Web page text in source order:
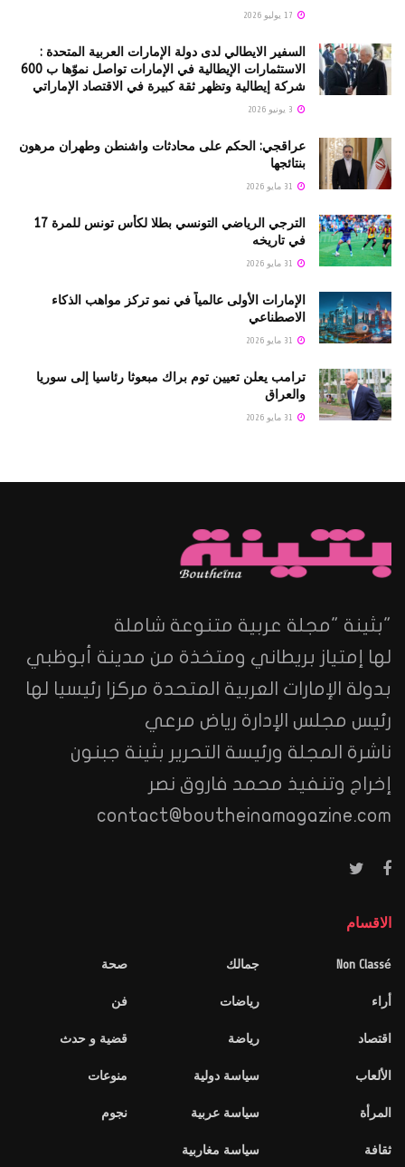
السفير الايطالي لدى دولة الإمارات العربية المتحدة :
الاستثمارات الإيطالية في الإمارات تواصل نموّها ب 600
شركة إيطالية وتظهر ثقة كبيرة في الاقتصاد الإماراتي
عراقجي: الحكم على محادثات واشنطن وطهران مرهون
بنتائجها
الترجي الرياضي التونسي بطلا لكأس تونس للمرة 17
في تاريخه
الإمارات الأولى عالمياً في نمو تركز مواهب الذكاء
الاصطناعي
ترامب يعلن تعيين توم براك مبعوثا رئاسيا إلى سوريا
والعراق
"بثينة "مجلة عربية متنوعة شاملة
لها إمتياز بريطاني ومتخذة من مدينة أبوظبي
بدولة الإمارات العربية المتحدة مركزا رئيسيا لها
رئيس مجلس الإدارة رياض مرعي
ناشرة المجلة ورئيسة التحرير بثينة جبنون
إخراج وتنفيذ محمد فاروق نصر
contact@boutheinamagazine.com
الاقسام
Non Classé
أراء
اقتصاد
الألعاب
المرأة
ثقافة
جمالك
رياضات
رياضة
سياسة دولية
سياسة عربية
سياسة مغاربية
صحة
فن
قضية و حدث
منوعات
نجوم